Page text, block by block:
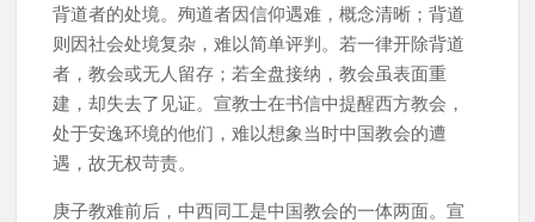
背道者的处境。殉道者因信仰遇难，概念清晰；背道
则因社会处境复杂，难以简单评判。若一律开除背道
者，教会或无人留存；若全盘接纳，教会虽表面重
建，却失去了见证。宣教士在书信中提醒西方教会，
处于安逸环境的他们，难以想象当时中国教会的遭
遇，故无权苛责。
庚子教难前后，中西同工是中国教会的一体两面。宣